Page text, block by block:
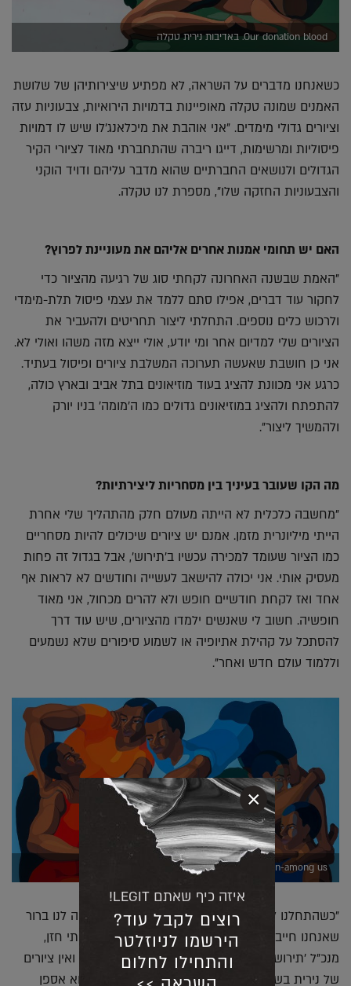
Our donation blood. באדיבות נירית טקלה
כשאנחנו מדברים על השראה, לא מפתיע שיצירותיהן של שלושת
האמנים שמונה טקלה מאופיינות בדמויות הירואיות, צבעוניות עזה
וציורים גדולי מימדים. "אני אוהבת את מיכלאנג'לו שיש לו דמויות
פיסוליות ומרשימות, דייגו ריברה שהתחברתי מאוד לציורי הקיר
הגדולים ולנושאים החברתיים שהוא מדבר עליהם ודויד הוקני
והצבעוניות החזקה שלו", מספרת לנו טקלה.
האם יש תחומי אמנות אחרים אליהם את מעוניינת לפרוץ?
"האמת שבשנה האחרונה לקחתי סוג של רגיעה מהציור כדי
לחקור עוד דברים, אפילו סתם ללמד את עצמי פיסול תלת-מימדי
ולרכוש כלים נוספים. התחלתי ליצור תחריטים ולהעביר את
הציורים שלי למדיום אחר ומי יודע, אולי ייצא מזה משהו ואולי לא.
אני כן חושבת שאעשה תערוכה המשלבת ציורים ופיסול בעתיד.
כרגע אני מכוונת להציג בעוד מוזיאונים בתל אביב ובארץ כולה,
להתפתח ולהציג במוזיאונים גדולים כמו ה'מומה' בניו יורק
ולהמשיך ליצור".
מה הקו שעובר בעיניך בין מסחריות ליצירתיות?
"מחשבה כלכלית לא הייתה מעולם חלק מהתהליך שלי אחרת
הייתי מיליונרית מזמן. אמנם יש ציורים שיכולים להיות מסחריים
כמו הציור שעומד למכירה עכשיו ב'תירוש', אבל בגדול זה פחות
מעסיק אותי. אני יכולה להישאב לעשייה וחודשים לא לראות אף
אחד ואז לקחת חודשיים חופש ולא להרים מכחול, אני מאוד
חופשיה. חשוב לי שאנשים ילמדו מהציורים, שיש עוד דרך
להסתכל על קהילת אתיופיה או לשמוע סיפורים שלא נשמעים
וללמוד עולם חדש ואחר".
Atmosphere of illusion-among us. באדיבות נירית טקלה
"כשהתחלנו לאצור את מכירת האמנות העכשווית היה לנו ברור
שאנחנו חייבים לכלול ציור של נירית", מספר לנו אמיתי חזן,
מנכ"ל 'תירוש' מכירות פומביות. "הבעיה היא שכמעט ואין ציורים
של נירית בשוק. לאחר הרבה חיפושים הצלחנו למצוא אספן
איזה כיף שאתם LEGIT!
רוצים לקבל עוד?
הירשמו לניוזלטר
והתחילו לחלום
×